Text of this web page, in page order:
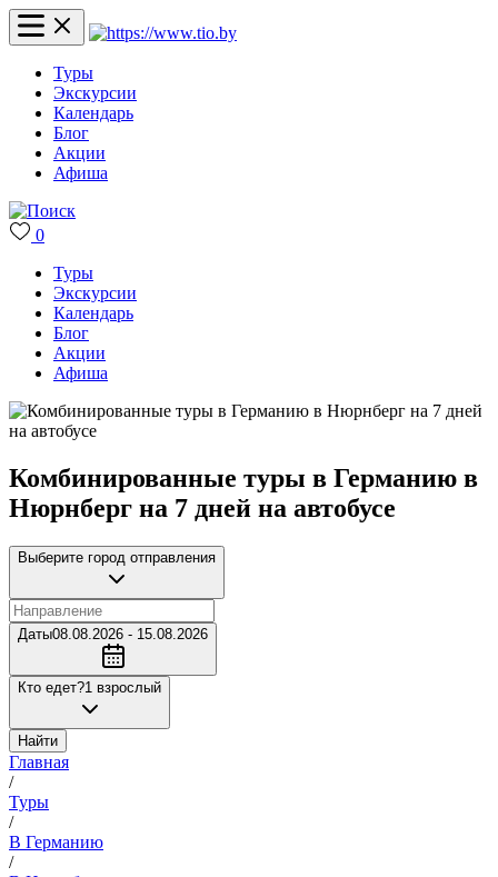
Туры
Экскурсии
Календарь
Блог
Акции
Афиша
0
Туры
Экскурсии
Календарь
Блог
Акции
Афиша
Комбинированные туры в Германию в
Нюрнберг на 7 дней на автобусе
Выберите город отправления
Даты08.08.2026 - 15.08.2026
Кто едет?1 взрослый
Найти
Главная
/
Туры
/
В Германию
/